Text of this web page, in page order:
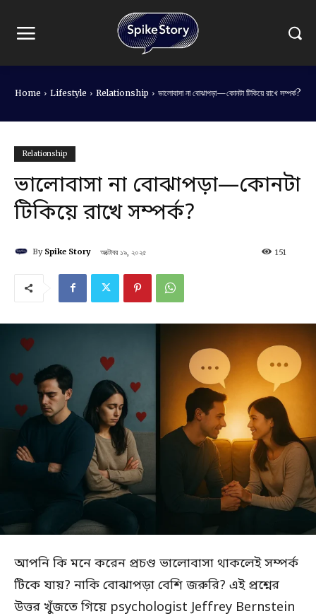
Home Lifestyle Relationship ভালোবাসা না বোঝাপড়া—কোনটা টিকিয়ে রাখে সম্পর্ক?
Relationship
ভালোবাসা না বোঝাপড়া—কোনটা
টিকিয়ে রাখে সম্পর্ক?
By Spike Story অক্টোবর ১৯, ২০২৫ 151
আপনি কি মনে করেন প্রচণ্ড ভালোবাসা থাকলেই সম্পর্ক
টিকে যায়? নাকি বোঝাপড়া বেশি জরুরি? এই প্রশ্নের
উত্তর খুঁজতে গিয়ে psychologist Jeffrey Bernstein